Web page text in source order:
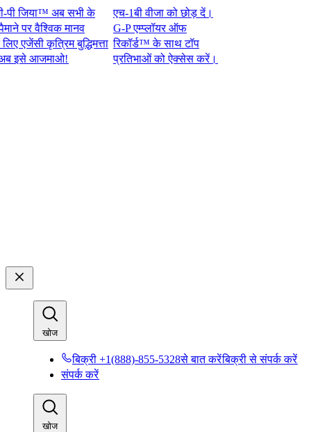
अब सभी के
वैश्विक मानव
कृत्रिम बुद्धिमत्ता
आजमाओ!​​
एच-1बी वीजा को छोड़ दें।
G-P एम्प्लॉयर ऑफ
रिकॉर्ड™ के साथ टॉप
प्रतिभाओं को ऐक्सेस करें।​​
खोज​​
बिक्री +1(888)-855-5328से बात करें​​बिक्री से संपर्क करें​​
संपर्क करें​​
खोज​​